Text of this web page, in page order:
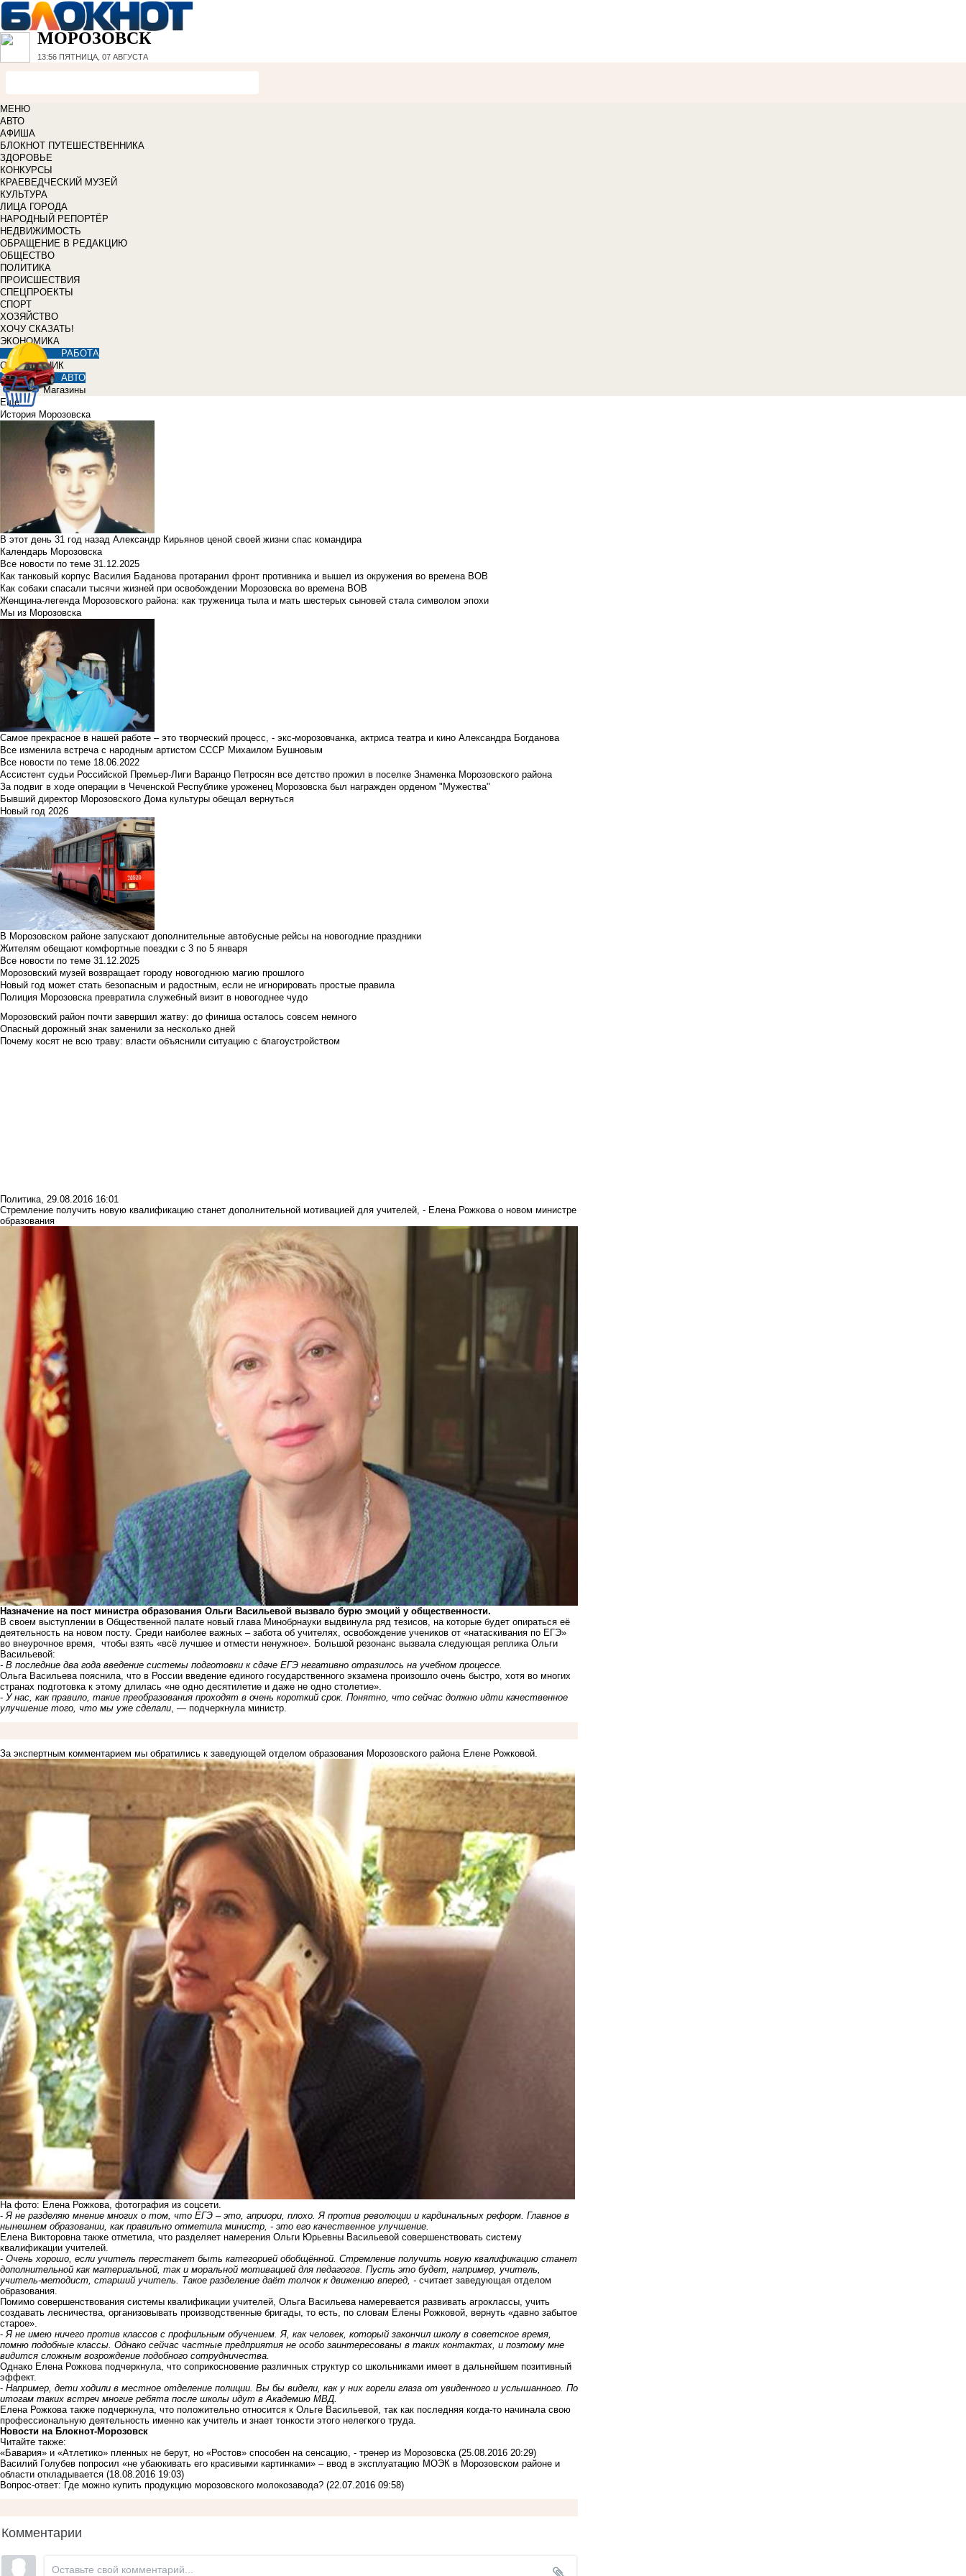
МОРОЗОВСК
13:56 ПЯТНИЦА, 07 АВГУСТА
МЕНЮ
АВТО
АФИША
БЛОКНОТ ПУТЕШЕСТВЕННИКА
ЗДОРОВЬЕ
КОНКУРСЫ
КРАЕВЕДЧЕСКИЙ МУЗЕЙ
КУЛЬТУРА
ЛИЦА ГОРОДА
НАРОДНЫЙ РЕПОРТЁР
НЕДВИЖИМОСТЬ
ОБРАЩЕНИЕ В РЕДАКЦИЮ
ОБЩЕСТВО
ПОЛИТИКА
ПРОИСШЕСТВИЯ
СПЕЦПРОЕКТЫ
СПОРТ
ХОЗЯЙСТВО
ХОЧУ СКАЗАТЬ!
ЭКОНОМИКА
РАБОТА
СПРАВОЧНИК
АВТО
Магазины
Еще
История Морозовска
В этот день 31 год назад Александр Кирьянов ценой своей жизни спас командира
Календарь Морозовска
Все новости по теме 31.12.2025
Как танковый корпус Василия Баданова протаранил фронт противника и вышел из окружения во времена ВОВ
Как собаки спасали тысячи жизней при освобождении Морозовска во времена ВОВ
Женщина-легенда Морозовского района: как труженица тыла и мать шестерых сыновей стала символом эпохи
Мы из Морозовска
Самое прекрасное в нашей работе – это творческий процесс, - экс-морозовчанка, актриса театра и кино Александра Богданова
Все изменила встреча с народным артистом СССР Михаилом Бушновым
Все новости по теме 18.06.2022
Ассистент судьи Российской Премьер-Лиги Варанцо Петросян все детство прожил в поселке Знаменка Морозовского района
За подвиг в ходе операции в Чеченской Республике уроженец Морозовска был награжден орденом "Мужества"
Бывший директор Морозовского Дома культуры обещал вернуться
Новый год 2026
В Морозовском районе запускают дополнительные автобусные рейсы на новогодние праздники
Жителям обещают комфортные поездки с 3 по 5 января
Все новости по теме 31.12.2025
Морозовский музей возвращает городу новогоднюю магию прошлого
Новый год может стать безопасным и радостным, если не игнорировать простые правила
Полиция Морозовска превратила служебный визит в новогоднее чудо
Морозовский район почти завершил жатву: до финиша осталось совсем немного
Опасный дорожный знак заменили за несколько дней
Почему косят не всю траву: власти объяснили ситуацию с благоустройством
Политика, 29.08.2016 16:01
Стремление получить новую квалификацию станет дополнительной мотивацией для учителей, - Елена Рожкова о новом министре
образования
Назначение на пост министра образования Ольги Васильевой вызвало бурю эмоций у общественности.
В своем выступлении в Общественной палате новый глава Минобрнауки выдвинула ряд тезисов, на которые будет опираться её
деятельность на новом посту. Среди наиболее важных – забота об учителях, освобождение учеников от «натаскивания по ЕГЭ»
во внеурочное время, чтобы взять «всё лучшее и отмести ненужное». Большой резонанс вызвала следующая реплика Ольги
Васильевой:
- В последние два года введение системы подготовки к сдаче ЕГЭ негативно отразилось на учебном процессе.
Ольга Васильева пояснила, что в России введение единого государственного экзамена произошло очень быстро, хотя во многих
странах подготовка к этому длилась «не одно десятилетие и даже не одно столетие».
- У нас, как правило, такие преобразования проходят в очень короткий срок. Понятно, что сейчас должно идти качественное
улучшение того, что мы уже сделали, — подчеркнула министр.
За экспертным комментарием мы обратились к заведующей отделом образования Морозовского района Елене Рожковой.
На фото: Елена Рожкова, фотография из соцсети.
- Я не разделяю мнение многих о том, что ЕГЭ – это, априори, плохо. Я против революции и кардинальных реформ. Главное в
нынешнем образовании, как правильно отметила министр, - это его качественное улучшение.
Елена Викторовна также отметила, что разделяет намерения Ольги Юрьевны Васильевой совершенствовать систему
квалификации учителей.
- Очень хорошо, если учитель перестанет быть категорией обобщённой. Стремление получить новую квалификацию станет
дополнительной как материальной, так и моральной мотивацией для педагогов. Пусть это будет, например, учитель,
учитель-методист, старший учитель. Такое разделение даёт толчок к движению вперед, - считает заведующая отделом
образования.
Помимо совершенствования системы квалификации учителей, Ольга Васильева намеревается развивать агроклассы, учить
создавать лесничества, организовывать производственные бригады, то есть, по словам Елены Рожковой, вернуть «давно забытое
старое».
-Я не имею ничего против классов с профильным обучением. Я, как человек, который закончил школу в советское время,
помню подобные классы. Однако сейчас частные предприятия не особо заинтересованы в таких контактах, и поэтому мне
видится сложным возрождение подобного сотрудничества.
Однако Елена Рожкова подчеркнула, что соприкосновение различных структур со школьниками имеет в дальнейшем позитивный
эффект.
- Например, дети ходили в местное отделение полиции. Вы бы видели, как у них горели глаза от увиденного и услышанного. По
итогам таких встреч многие ребята после школы идут в Академию МВД.
Елена Рожкова также подчеркнула, что положительно относится к Ольге Васильевой, так как последняя когда-то начинала свою
профессиональную деятельность именно как учитель и знает тонкости этого нелегкого труда.
Новости на Блoкнoт-Морозовск
Читайте также:
«Бавария» и «Атлетико» пленных не берут, но «Ростов» способен на сенсацию, - тренер из Морозовска (25.08.2016 20:29)
Василий Голубев попросил «не убаюкивать его красивыми картинками» – ввод в эксплуатацию МОЭК в Морозовском районе и
области откладывается (18.08.2016 19:03)
Вопрос-ответ: Где можно купить продукцию морозовского молокозавода? (22.07.2016 09:58)
Комментарии